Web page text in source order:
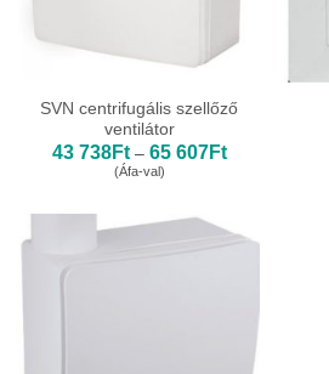
SVN centrifugális szellőző
ventilátor
43 738Ft – 65 607FtÁrtartomány:
607Ft
(Áfa-val)